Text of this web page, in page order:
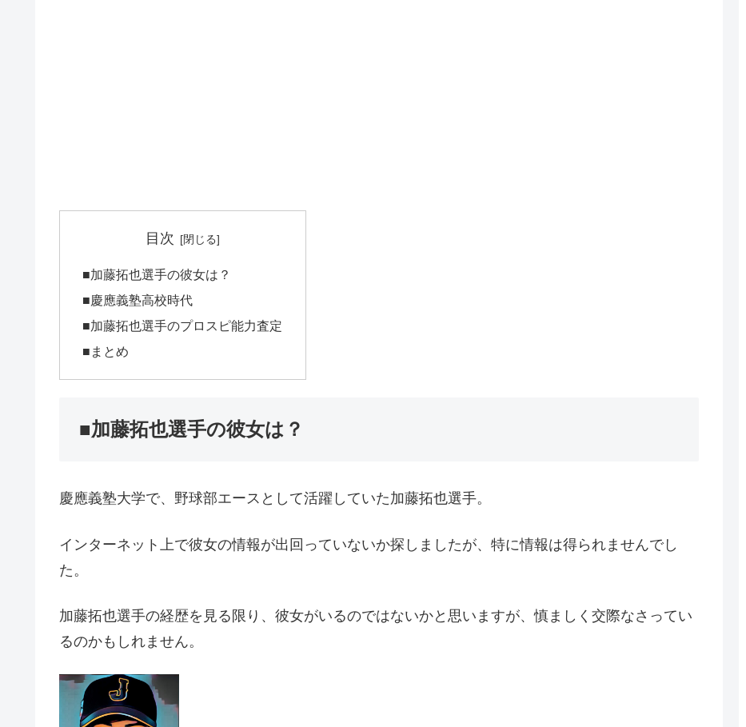
目次
■加藤拓也選手の彼女は？
■慶應義塾高校時代
■加藤拓也選手のプロスピ能力査定
■まとめ
■加藤拓也選手の彼女は？
慶應義塾大学で、野球部エースとして活躍していた加藤拓也選手。
インターネット上で彼女の情報が出回っていないか探しましたが、特に情報は得られませんでし
た。
加藤拓也選手の経歴を見る限り、彼女がいるのではないかと思いますが、慎ましく交際なさってい
るのかもしれません。